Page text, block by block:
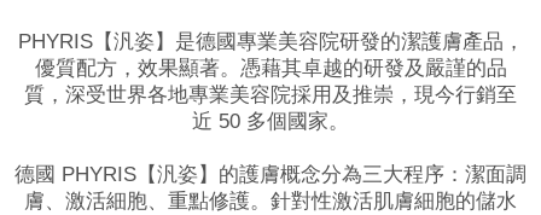
PHYRIS【汎姿】是德國專業美容院研發的潔護膚產品，
優質配方，效果顯著。憑藉其卓越的研發及嚴謹的品
質，深受世界各地專業美容院採用及推崇，現今行銷至
近 50 多個國家。
德國 PHYRIS【汎姿】的護膚概念分為三大程序：潔面調
膚、激活細胞、重點修護。針對性激活肌膚細胞的儲水